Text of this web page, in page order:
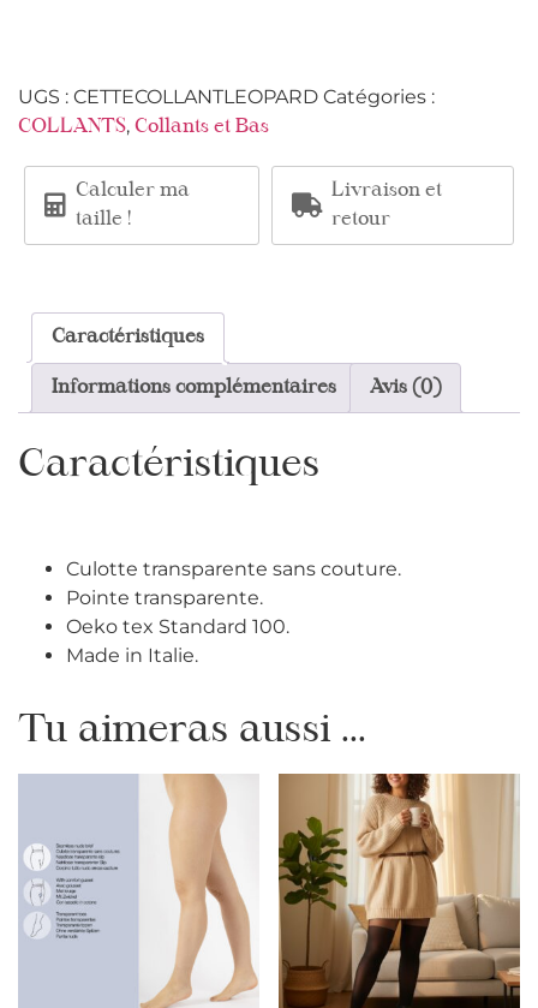
UGS : CETTECOLLANTLEOPARD Catégories :
COLLANTS, Collants et Bas
Calculer ma
taille !
Livraison et
retour
Caractéristiques
Informations complémentaires Avis (0)
Caractéristiques
Culotte transparente sans couture.
Pointe transparente.
Oeko tex Standard 100.
Made in Italie.
Tu aimeras aussi ...